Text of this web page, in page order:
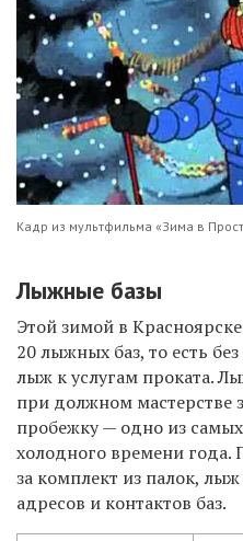
Кадр из мультфильма «Зима в
Лыжные базы
Этой зимой в
20 лыжных баз, то есть
лыж к услугам проката.
при должном мастерстве
пробежку — одно из
холодного времени года.
за комплект из палок,
адресов и контактов баз.